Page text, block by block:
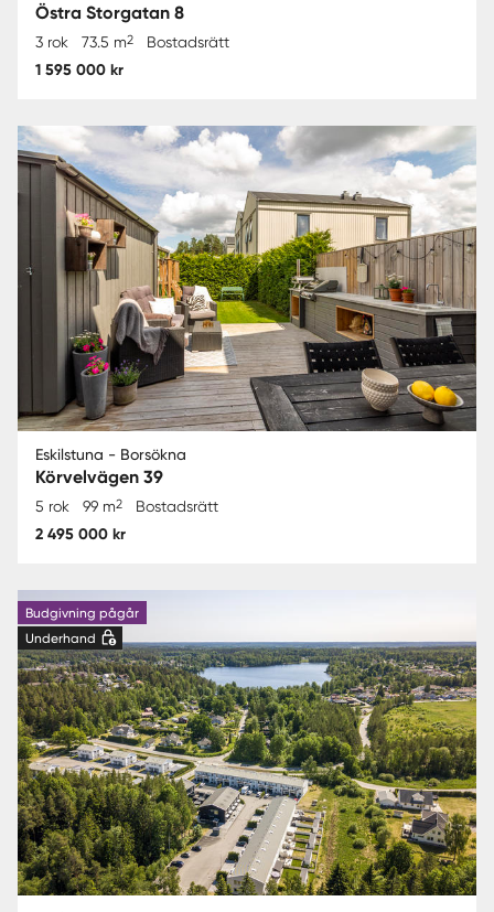
Östra Storgatan 8
3 rok 73.5 m2 Bostadsrätt
1 595 000 kr
Eskilstuna - Borsökna
Körvelvägen 39
5 rok 99 m2 Bostadsrätt
2 495 000 kr
Budgivning pågår
Underhand